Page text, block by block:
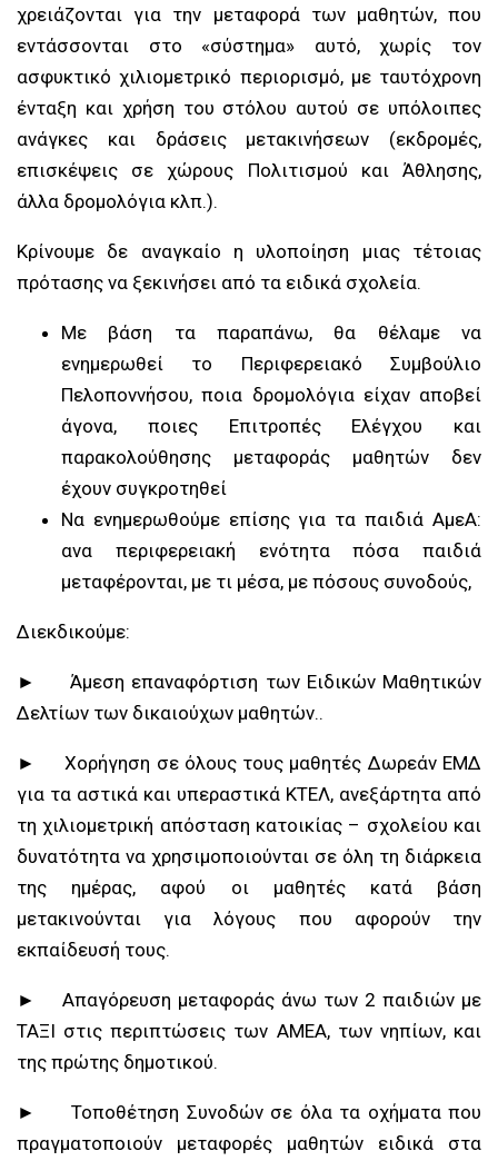
χρειάζονται για την μεταφορά των μαθητών, που
εντάσσονται στο «σύστημα» αυτό, χωρίς τον
ασφυκτικό χιλιομετρικό περιορισμό, με ταυτόχρονη
ένταξη και χρήση του στόλου αυτού σε υπόλοιπες
ανάγκες και δράσεις μετακινήσεων (εκδρομές,
επισκέψεις σε χώρους Πολιτισμού και Άθλησης,
άλλα δρομολόγια κλπ.).
Κρίνουμε δε αναγκαίο η υλοποίηση μιας τέτοιας
πρότασης να ξεκινήσει από τα ειδικά σχολεία.
Με βάση τα παραπάνω, θα θέλαμε να
ενημερωθεί το Περιφερειακό Συμβούλιο
Πελοποννήσου, ποια δρομολόγια είχαν αποβεί
άγονα, ποιες Επιτροπές Ελέγχου και
παρακολούθησης μεταφοράς μαθητών δεν
έχουν συγκροτηθεί
Να ενημερωθούμε επίσης για τα παιδιά ΑμεΑ:
ανα περιφερειακή ενότητα πόσα παιδιά
μεταφέρονται, με τι μέσα, με πόσους συνοδούς,
Διεκδικούμε:
► Άμεση επαναφόρτιση των Ειδικών Μαθητικών
Δελτίων των δικαιούχων μαθητών..
► Χορήγηση σε όλους τους μαθητές Δωρεάν ΕΜΔ
για τα αστικά και υπεραστικά ΚΤΕΛ, ανεξάρτητα από
τη χιλιομετρική απόσταση κατοικίας – σχολείου και
δυνατότητα να χρησιμοποιούνται σε όλη τη διάρκεια
της ημέρας, αφού οι μαθητές κατά βάση
μετακινούνται για λόγους που αφορούν την
εκπαίδευσή τους.
► Απαγόρευση μεταφοράς άνω των 2 παιδιών με
ΤΑΞΙ στις περιπτώσεις των ΑΜΕΑ, των νηπίων, και
της πρώτης δημοτικού.
► Τοποθέτηση Συνοδών σε όλα τα οχήματα που
πραγματοποιούν μεταφορές μαθητών ειδικά στα